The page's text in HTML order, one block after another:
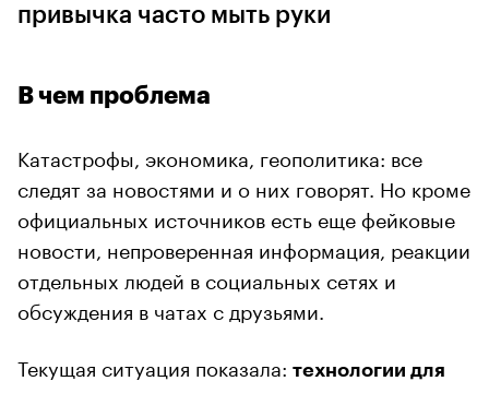
привычка часто мыть руки
В чем проблема
Катастрофы, экономика, геополитика: все
следят за новостями и о них говорят. Но кроме
официальных источников есть еще фейковые
новости, непроверенная информация, реакции
отдельных людей в социальных сетях и
обсуждения в чатах с друзьями.
Текущая ситуация показала: технологии для